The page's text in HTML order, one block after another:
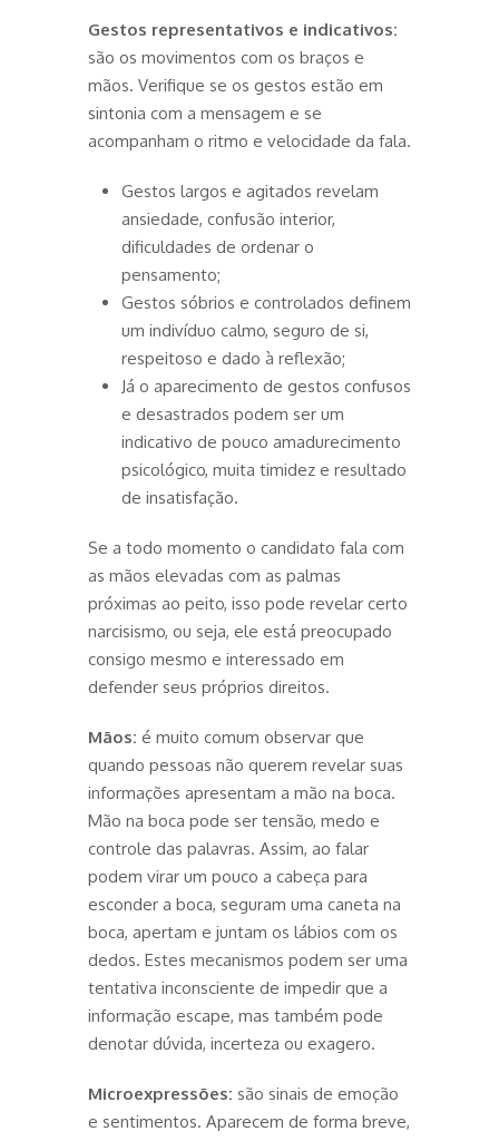
Gestos representativos e indicativos:
são os movimentos com os braços e
mãos. Verifique se os gestos estão em
sintonia com a mensagem e se
acompanham o ritmo e velocidade da fala.
Gestos largos e agitados revelam
ansiedade, confusão interior,
dificuldades de ordenar o
pensamento;
Gestos sóbrios e controlados definem
um indivíduo calmo, seguro de si,
respeitoso e dado à reflexão;
Já o aparecimento de gestos confusos
e desastrados podem ser um
indicativo de pouco amadurecimento
psicológico, muita timidez e resultado
de insatisfação.
Se a todo momento o candidato fala com
as mãos elevadas com as palmas
próximas ao peito, isso pode revelar certo
narcisismo, ou seja, ele está preocupado
consigo mesmo e interessado em
defender seus próprios direitos.
Mãos: é muito comum observar que
quando pessoas não querem revelar suas
informações apresentam a mão na boca.
Mão na boca pode ser tensão, medo e
controle das palavras. Assim, ao falar
podem virar um pouco a cabeça para
esconder a boca, seguram uma caneta na
boca, apertam e juntam os lábios com os
dedos. Estes mecanismos podem ser uma
tentativa inconsciente de impedir que a
informação escape, mas também pode
denotar dúvida, incerteza ou exagero.
Microexpressões: são sinais de emoção
e sentimentos. Aparecem de forma breve,